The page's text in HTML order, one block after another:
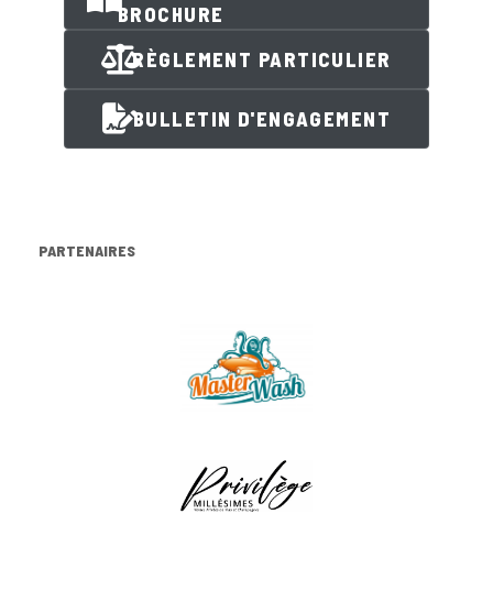
BROCHURE
RÈGLEMENT PARTICULIER
BULLETIN D'ENGAGEMENT
PARTENAIRES